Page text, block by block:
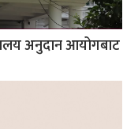
अनुदान आयोगबाट